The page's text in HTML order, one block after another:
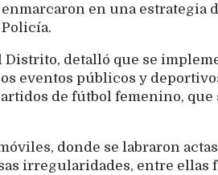
enmarcaron en una
Distrito, detalló que se
eventos públicos y
de fútbol femenino,
donde se labraron
irregularidades, entre ellas